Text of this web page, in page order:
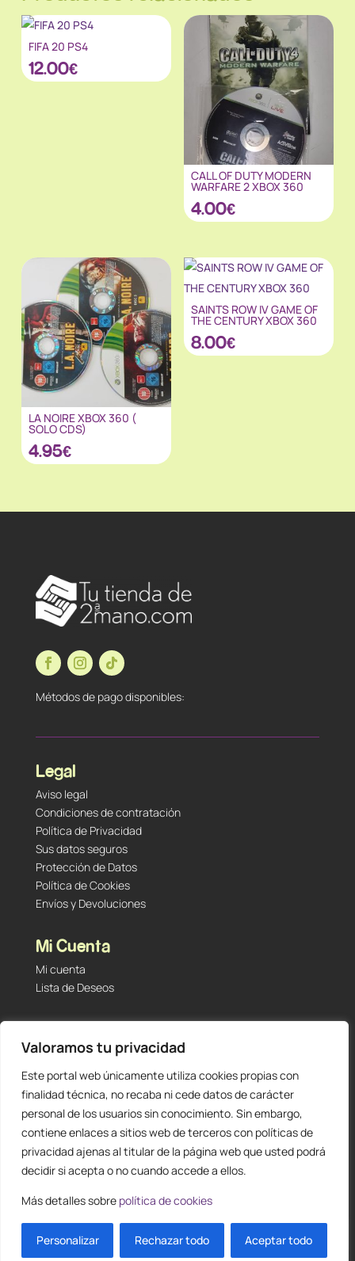
Valoramos tu privacidad
Este portal web únicamente utiliza cookies propias con
finalidad técnica, no recaba ni cede datos de carácter
personal de los usuarios sin conocimiento. Sin embargo,
contiene enlaces a sitios web de terceros con políticas de
privacidad ajenas al titular de la página web que usted podrá
decidir si acepta o no cuando accede a ellos.
Más detalles sobre política de cookies
Personalizar Rechazar todo Aceptar todo
FIFA 20 PS4
12.00€
CALL OF DUTY MODERN
WARFARE 2 XBOX 360
4.00€
LA NOIRE XBOX 360 (
SOLO CDS)
4.95€
SAINTS ROW IV GAME OF
THE CENTURY XBOX 360
8.00€
Métodos de pago disponibles:
Legal
Aviso legal
Condiciones de contratación
Política de Privacidad
Sus datos seguros
Protección de Datos
Política de Cookies
Envíos y Devoluciones
Mi Cuenta
Mi cuenta
Lista de Deseos
Tu Tienda de Segunda Mano, Sambara #101 (Madrid,
28027 – España)
912 60 05 55 |+34 601 23 09 14
info@staging.tutiendadesegundamano.com
Diseño y creación web byPublydea© |Todos los derechos reservados
ES